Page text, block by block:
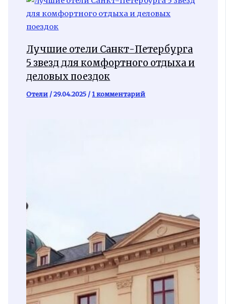
Лучшие отели Санкт-Петербурга
5 звезд для комфортного отдыха и
деловых поездок
Отели /29.04.2025 /1 комментарий